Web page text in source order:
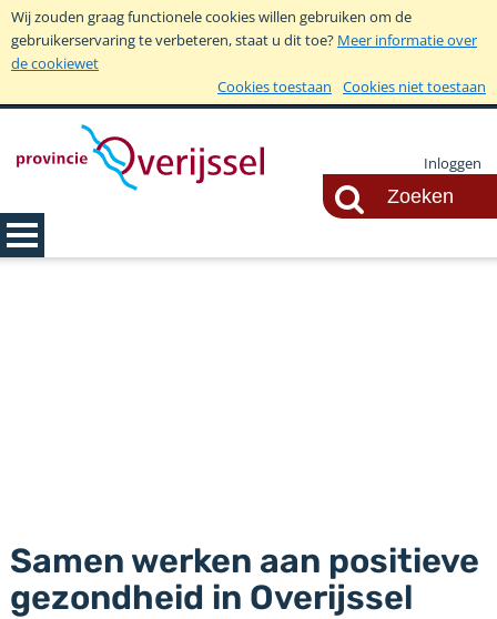
Wij zouden graag functionele cookies willen gebruiken om de
gebruikerservaring te verbeteren, staat u dit toe? Meer informatie over
de cookiewet
Cookies toestaan
Cookies niet toestaan
Inloggen
Samen werken aan positieve
gezondheid in Overijssel